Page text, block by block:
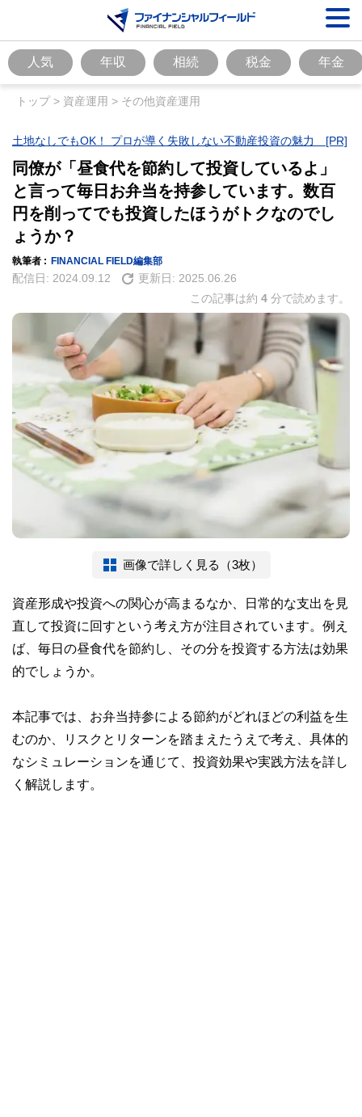
人気 年収 相続 税金 年金
トップ> 資産運用 > その他資産運用
土地なしでもOK！ プロが導く失敗しない不動産投資の魅力 [PR]
同僚が「昼食代を節約して投資しているよ」
と言って毎日お弁当を持参しています。数百
円を削ってでも投資したほうがトクなのでし
ょうか？
執筆者 : FINANCIAL FIELD編集部
配信日: 2024.09.12 更新日: 2025.06.26
この記事は約 4 分で読めます。
画像で詳しく見る（3枚）
資産形成や投資への関心が高まるなか、日常的な支出を見
直して投資に回すという考え方が注目されています。例え
ば、毎日の昼食代を節約し、その分を投資する方法は効果
的でしょうか。
本記事では、お弁当持参による節約がどれほどの利益を生
むのか、リスクとリターンを踏まえたうえで考え、具体的
なシミュレーションを通じて、投資効果や実践方法を詳し
く解説します。